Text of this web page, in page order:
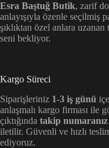
Esra Baştuğ Butik, zarif
anlayışıyla özenle seçilmiş
şıklıktan özel anlara uzanan
seni bekliyor.
Kargo Süreci
Siparişleriniz 1-3 iş günü
anlaşmalı kargo firması ile
çıktığında takip numaranız
iletilir. Güvenli ve hızlı
ediyoruz.